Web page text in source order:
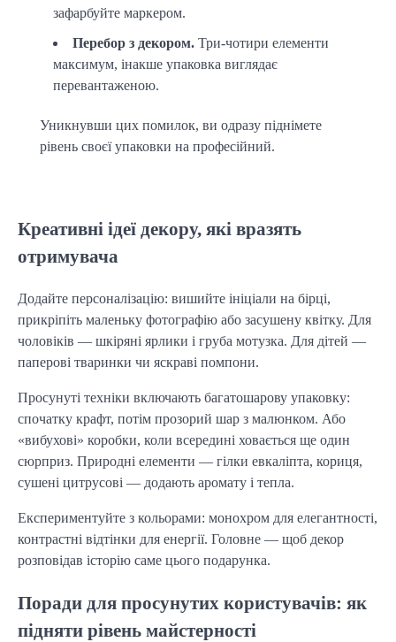
зафарбуйте маркером.
Перебор з декором. Три-чотири елементи
максимум, інакше упаковка виглядає
перевантаженою.
Уникнувши цих помилок, ви одразу піднімете
рівень своєї упаковки на професійний.
Креативні ідеї декору, які вразять
отримувача
Додайте персоналізацію: вишийте ініціали на бірці,
прикріпіть маленьку фотографію або засушену квітку. Для
чоловіків — шкіряні ярлики і груба мотузка. Для дітей —
паперові тваринки чи яскраві помпони.
Просунуті техніки включають багатошарову упаковку:
спочатку крафт, потім прозорий шар з малюнком. Або
«вибухові» коробки, коли всередині ховається ще один
сюрприз. Природні елементи — гілки евкаліпта, кориця,
сушені цитрусові — додають аромату і тепла.
Експериментуйте з кольорами: монохром для елегантності,
контрастні відтінки для енергії. Головне — щоб декор
розповідав історію саме цього подарунка.
Поради для просунутих користувачів: як
підняти рівень майстерності